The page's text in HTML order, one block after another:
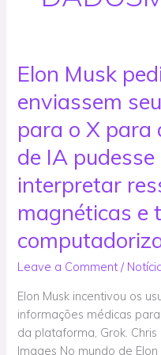
Elon Musk
enviassem
para o X para
de IA
interpretar
magnéticas e
Leave a Comment /
Elon Musk incentivou os
informações médicas
da plataforma, Grok.
Images No mundo de
Elon
Musk
pediu
às
pessoas
que
enviassem
seus
dados
para
o
para
que
sua